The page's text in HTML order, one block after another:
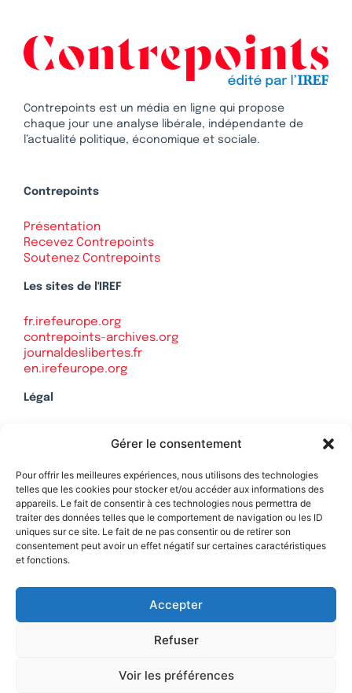
Gérer le consentement
Pour offrir les meilleures expériences, nous utilisons des technologies
telles que les cookies pour stocker et/ou accéder aux informations des
appareils. Le fait de consentir à ces technologies nous permettra de
traiter des données telles que le comportement de navigation ou les ID
uniques sur ce site. Le fait de ne pas consentir ou de retirer son
consentement peut avoir un effet négatif sur certaines caractéristiques
et fonctions.
Accepter
Refuser
Voir les préférences
Contrepoints est un média en ligne qui propose
chaque jour une analyse libérale, indépendante de
l’actualité politique, économique et sociale.
Contrepoints
Présentation
Recevez Contrepoints
Soutenez Contrepoints
Les sites de l'IREF
fr.irefeurope.org
contrepoints-archives.org
journaldeslibertes.fr
en.irefeurope.org
Légal
Politique de confidentialité
Contact
Soutenez Contrepoints